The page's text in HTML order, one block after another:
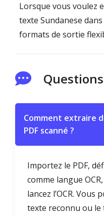
Lorsque vous voulez
texte Sundanese
formats de sortie
Comment extraire
PDF scanné ?
Importez le PDF,
comme langue
lancez l’OCR. Vous
texte reconnu ou le